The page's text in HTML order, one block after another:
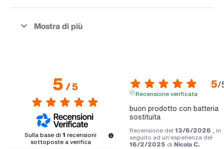
5/5
Sulla base di 1 recensioni
sottoposte a verifica
5/
Recensione verificata
buon prodotto con batteria
sostituita
Recensione del 13/6/2026 , in
seguito ad un'esperienza del
16/2/2025 di Nicola C.